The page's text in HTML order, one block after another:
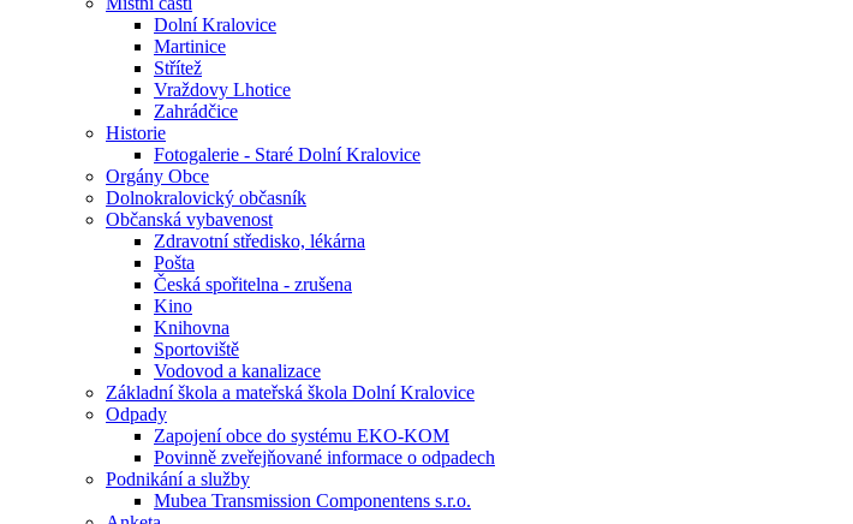
Dolní Kralovice
Martinice
Střítež
Vraždovy Lhotice
Zahrádčice
Historie
Fotogalerie - Staré Dolní Kralovice
Orgány Obce
Dolnokralovický občasník
Občanská vybavenost
Zdravotní středisko, lékárna
Pošta
Česká spořitelna - zrušena
Kino
Knihovna
Sportoviště
Vodovod a kanalizace
Základní škola a mateřská škola Dolní Kralovice
Odpady
Zapojení obce do systému EKO-KOM
Povinně zveřejňované informace o odpadech
Podnikání a služby
Mubea Transmission Componentens s.r.o.